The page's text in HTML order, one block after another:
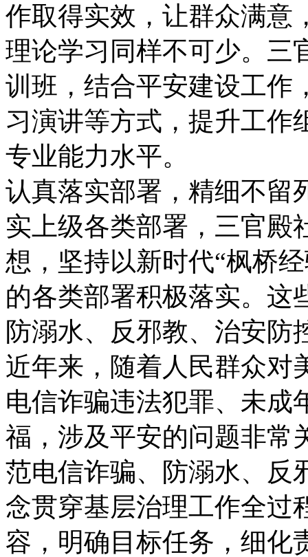
作取得实效，让群众满意
理论学习同样不可少。三
训班，结合平安建设工作
习演讲等方式，提升工作
专业能力水平。
认真落实部署，精细不留
实上级各类部署，三官殿
想，坚持以新时代“枫桥
的各类部署积极落实。这
防溺水、反邪教、治安防
近年来，随着人民群众对
电信诈骗违法犯罪、未成
福，涉及平安的问题非常
范电信诈骗、防溺水、反
念贯穿基层治理工作全过
容，明确目标任务，细化